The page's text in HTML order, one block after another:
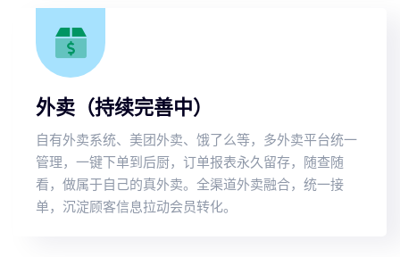
外卖（持续完善中）
自有外卖系统、美团外卖、饿了么等，多外卖平台统一
管理，一键下单到后厨，订单报表永久留存，随查随
看，做属于自己的真外卖。全渠道外卖融合，统一接
单，沉淀顾客信息拉动会员转化。